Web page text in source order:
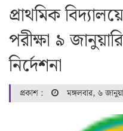
প্রাথমিক
পরীক্ষা ৯
নির্দেশনা
প্রকাশ : মঙ্গলবার, ৬